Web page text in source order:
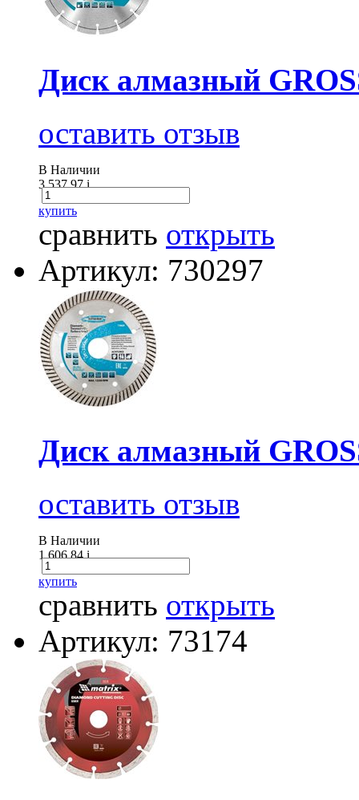
Диск алмазный
оставить отзыв
В Наличии
3 537.97i
купить
сравнить открыть
Артикул: 730297
Диск алмазный
оставить отзыв
В Наличии
1 606.84i
купить
сравнить открыть
Артикул: 73174